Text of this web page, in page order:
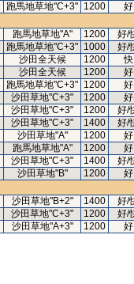
跑馬地草地"C+3" 1200 好
跑馬地草地"A" 1200 好/
跑馬地草地"C+3" 1000 好/
沙田全天候 1200 快
沙田全天候 1200 好
跑馬地草地"C+3" 1200 好
沙田草地"C+3" 1200 好
沙田草地"C+3" 1200 好/
沙田草地"C+3" 1400 好/
沙田草地"A" 1200 好
跑馬地草地"A" 1200 好
沙田草地"C+3" 1400 好/
沙田草地"B" 1200 好
沙田草地"B+2" 1400 好/
沙田草地"C+3" 1200 好/
沙田草地"A+3" 1200 好